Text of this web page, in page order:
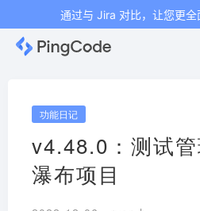
通过与 Jira 对比，让您更
功能日记
v4.48.0：测试
瀑布项目